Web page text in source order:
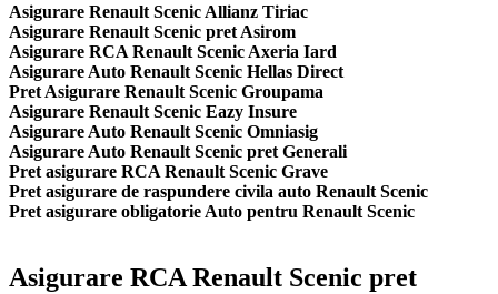
Asigurare Renault Scenic Allianz Tiriac
Asigurare Renault Scenic pret Asirom
Asigurare RCA Renault Scenic Axeria Iard
Asigurare Auto Renault Scenic Hellas Direct
Pret Asigurare Renault Scenic Groupama
Asigurare Renault Scenic Eazy Insure
Asigurare Auto Renault Scenic Omniasig
Asigurare Auto Renault Scenic pret Generali
Pret asigurare RCA Renault Scenic Grave
Pret asigurare de raspundere civila auto Renault Scenic
Pret asigurare obligatorie Auto pentru Renault Scenic
Asigurare RCA Renault Scenic pret